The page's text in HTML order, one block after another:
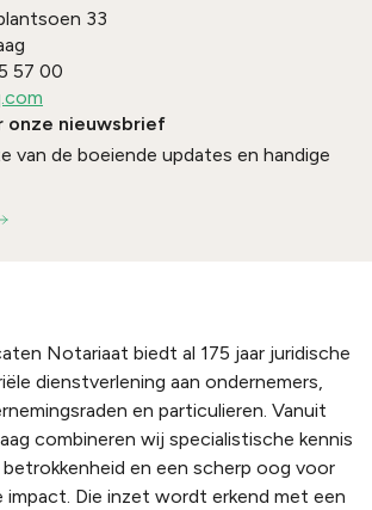
33
57 00
onze nieuwsbrief
van de boeiende updates en handige
Notariaat biedt al 175 jaar juridische
dienstverlening aan ondernemers,
en particulieren. Vanuit
combineren wij specialistische kennis
en een scherp oog voor
impact. Die inzet wordt erkend met een